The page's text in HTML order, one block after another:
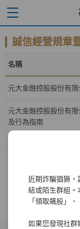
近期詐騙猖獗，
結或陌生群組。
「領取飆股」
如果您發現社群
誠信經營規章
名稱
元大金融控股股份有
元大金融控股股份有
及行為指南
元大證券股份有限公